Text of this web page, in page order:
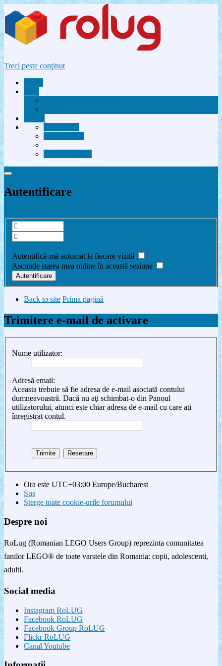
Treci peste conţinut
Autentificare
Autentifică-mă automat la fiecare vizită
Ascunde starea mea online în această sesiune
Back to site Prima pagină
Trimitere e-mail de activare
Nume utilizator:
Adresă email:
Aceasta trebuie să fie adresa de e-mail asociată contului
dumneavoastră. Dacă nu aţi schimbat-o din Panoul
utilizatorului, atunci este chiar adresa de e-mail cu care aţi
înregistrat contul.
Ora este UTC+03:00 Europe/Bucharest
Sus
Şterge toate cookie-urile forumului
Despre noi
RoLug (Romanian LEGO Users Group) reprezinta comunitatea
fanilor LEGO® de toate varstele din Romania: copii, adolescenti,
adulti.
Social media
Instagram RoLUG
Facebook RoLUG
Facebook Group RoLUG
Flickr RoLUG
Canal Youtube